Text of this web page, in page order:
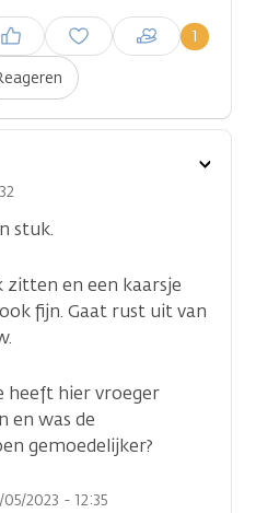
1
om een reactie te
stuk.
zitten en een kaarsje
fijn. Gaat rust uit van
heeft hier vroeger
en was de
gemoedelijker?
2023 - 12:35
Toon